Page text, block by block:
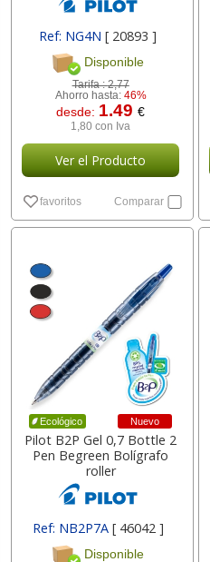
Ref: NG4N[ 20893 ]
Disponible
Tarifa :2,77
Ahorro hasta: 46%
desde: 1.49€
1,80 con Iva
Ver el Producto
favoritos Comparar
Ecológico Nuevo
Pilot B2P Gel 0,7 Bottle 2
Pen Begreen Bolígrafo
roller
Ref: NB2P7A [ 46042 ]
Disponible